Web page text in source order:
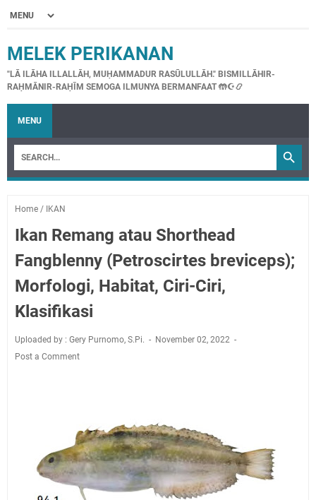
MELEK PERIKANAN
"LĀ ILĀHA ILLALLĀH, MUḤAMMADUR RASŪLULLĀH." BISMILLĀHIR-
RAḤMĀNIR-RAḤĪM SEMOGA ILMUNYA BERMANFAAT 🤲☪📿
MENU
Home / IKAN
Ikan Remang atau Shorthead
Fangblenny (Petroscirtes breviceps);
Morfologi, Habitat, Ciri-Ciri,
Klasifikasi
Uploaded by : Gery Purnomo, S.Pi.
November 02, 2022
Post a Comment